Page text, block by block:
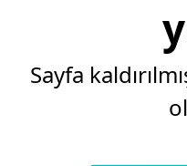
Sayfa